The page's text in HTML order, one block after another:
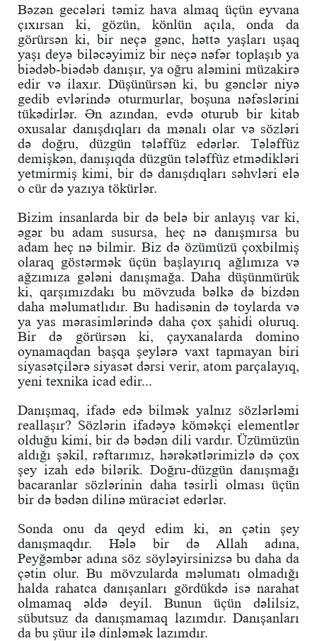
Bəzən gecələri təmiz hava almaq üçün eyvana
çıxırsan ki, gözün, könlün açıla, onda da
görürsən ki, bir neçə gənc, həttə yaşları uşaq
yaşı deyə biləcəyimiz bir neçə nəfər toplaşıb ya
biədəb-biədəb danışır, ya oğru aləmini müzakirə
edir və ilaxır. Düşünürsən ki, bu gənclər niyə
gedib evlərində oturmurlar, boşuna nəfəslərini
tükədirlər. Ən azından, evdə oturub bir kitab
oxusalar danışdıqları da mənalı olar və sözləri
də doğru, düzgün tələffüz edərlər. Tələffüz
demişkən, danışıqda düzgün tələffüz etmədikləri
yetmirmiş kimi, bir də danışdıqları səhvləri elə
o cür də yazıya tökürlər.
Bizim insanlarda bir də belə bir anlayış var ki,
əgər bu adam susursa, heç nə danışmırsa bu
adam heç nə bilmir. Biz də özümüzü çoxbilmiş
olaraq göstərmək üçün başlayırıq ağlımıza və
ağzımıza gələni danışmağa. Daha düşünmürük
ki, qarşımızdakı bu mövzuda bəlkə də bizdən
daha məlumatlıdır. Bu hadisənin də toylarda və
ya yas mərasimlərində daha çox şahidi oluruq.
Bir də görürsən ki, çayxanalarda domino
oynamaqdan başqa şeylərə vaxt tapmayan biri
siyasətçilərə siyasət dərsi verir, atom parçalayıq,
yeni texnika icad edir...
Danışmaq, ifadə edə bilmək yalnız sözlərləmi
reallaşır? Sözlərin ifadəyə köməkçi elementlər
olduğu kimi, bir də bədən dili vardır. Üzümüzün
aldığı şəkil, rəftarımız, hərəkətlərimizlə də çox
şey izah edə bilərik. Doğru-düzgün danışmağı
bacaranlar sözlərinin daha təsirli olması üçün
bir də bədən dilinə müraciət edərlər.
Sonda onu da qeyd edim ki, ən çətin şey
danışmaqdır. Hələ bir də Allah adına,
Peyğəmbər adına söz söyləyirsinizsə bu daha da
çətin olur. Bu mövzularda məlumatı olmadığı
halda rahatca danışanları gördükdə isə narahat
olmamaq əldə deyil. Bunun üçün dəlilsiz,
sübutsuz da danışmamaq lazımdır. Danışanları
da bu şüur ilə dinləmək lazımdır.